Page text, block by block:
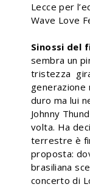
Lecce per
Wave Love
Sinossi del
sembra un
tristezza
generazione
duro ma lui
Johnny
volta. Ha
terrestre è
proposta:
brasiliana
concerto di